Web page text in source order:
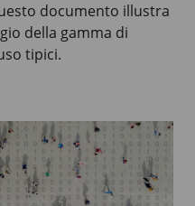
documento illustra
della gamma di
tipici.